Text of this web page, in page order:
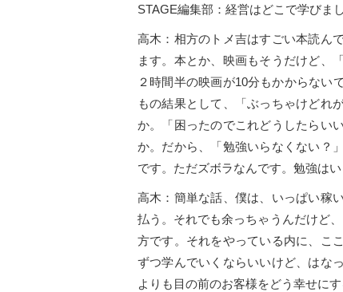
STAGE編集部：経営はどこで学びま
高木：相方のトメ吉はすごい本読ん
ます。本とか、映画もそうだけど、
２時間半の映画が10分もかからな
もの結果として、「ぶっちゃけどれ
か。「困ったのでこれどうしたらい
か。だから、「勉強いらなくない？
です。ただズボラなんです。勉強はい
高木：簡単な話、僕は、いっぱい稼
払う。それでも余っちゃうんだけど
方です。それをやっている内に、こ
ずつ学んでいくならいいけど、はな
よりも目の前のお客様をどう幸せにす